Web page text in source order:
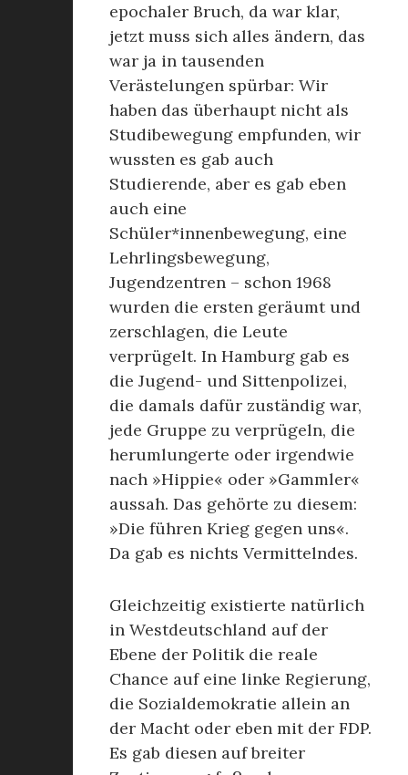
epochaler Bruch, da war klar,
jetzt muss sich alles ändern, das
war ja in tausenden
Verästelungen spürbar: Wir
haben das überhaupt nicht als
Studibewegung empfunden, wir
wussten es gab auch
Studierende, aber es gab eben
auch eine
Schüler*innenbewegung, eine
Lehrlingsbewegung,
Jugendzentren – schon 1968
wurden die ersten geräumt und
zerschlagen, die Leute
verprügelt. In Hamburg gab es
die Jugend- und Sittenpolizei,
die damals dafür zuständig war,
jede Gruppe zu verprügeln, die
herumlungerte oder irgendwie
nach »Hippie« oder »Gammler«
aussah. Das gehörte zu diesem:
»Die führen Krieg gegen uns«.
Da gab es nichts Vermittelndes.
Gleichzeitig existierte natürlich
in Westdeutschland auf der
Ebene der Politik die reale
Chance auf eine linke Regierung,
die Sozialdemokratie allein an
der Macht oder eben mit der FDP.
Es gab diesen auf breiter